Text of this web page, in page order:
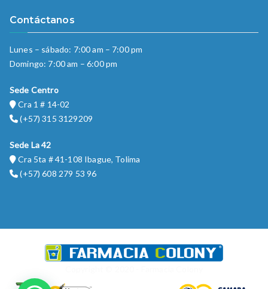
Contáctanos
Lunes – sábado: 7:00 am – 7:00 pm
Domingo: 7:00 am – 6:00 pm
Sede Centro
Cra 1 # 14-02
(+57) 315 3129209
Sede La 42
Cra 5ta # 41-108 Ibague, Tolima
(+57) 608 279 53 96